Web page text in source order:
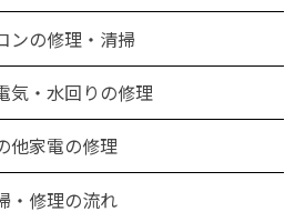
ンの修理・清掃
気・水回りの修理
他家電の修理
・修理の流れ